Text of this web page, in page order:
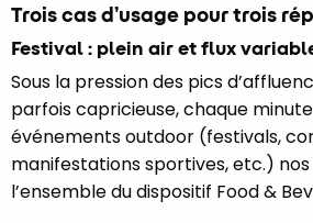
Trois cas d’usage pour trois
Festival : plein air et flux
Sous la pression des pics
parfois capricieuse, chaque
événements outdoor (festivals,
manifestations sportives, etc.)
l’ensemble du dispositif Food &